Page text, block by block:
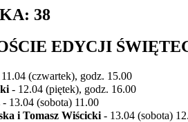
38
EDYCJI
(czwartek), godz. 15.00
- 12.04 (piętek), godz. 16.00
- 13.04 (sobota) 11.00
i Tomasz Wiścicki - 13.04 (sobota)